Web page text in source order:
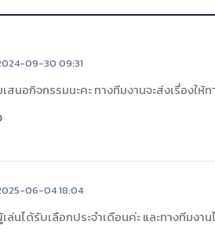
09-30 09:31
นอกิจกรรมนะคะ ทางทีมงานจะส่งเรื่องให้
06-04 18:04
ล่นได้รับเลือกประจำเดือนค่ะ และทางทีม